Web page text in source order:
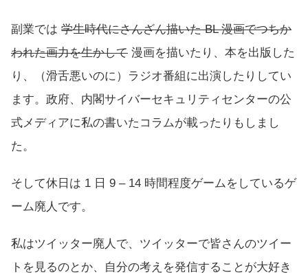
副業では 学生時代にさんざん描いた BL 漫画でつちか
われた画力を生かして 漫画を描いたり、本を出版した
り、（滑舌悪いのに）ラジオ番組に出演したりしてい
ます。政府、内閣サイバーセキュリティセンターの公
式メディアに私の書いたコラムが載ったりもしまし
た。
そして休日は 1 日 9 – 14 時間程度ゲームをしているゲ
ーム廃人です。
私はツイッター廃人で、ツイッターで皆さんのツイー
トを見るのとか、自分の考えを発信することが大好き